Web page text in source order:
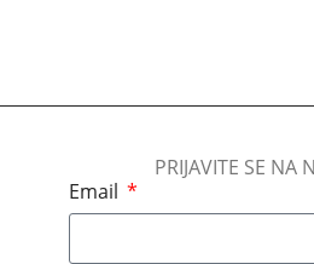
PRIJAVITE SE NA
Email